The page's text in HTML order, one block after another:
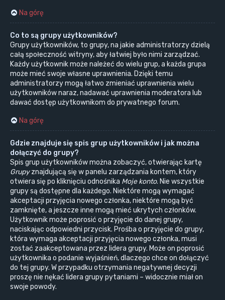
Na górę
Co to są grupy użytkowników?
Grupy użytkowników, to grupy, na jakie administratorzy dzielą
całą społeczność witryny, aby łatwiej było nimi zarządzać.
Każdy użytkownik może należeć do wielu grup, a każda grupa
może mieć swoje własne uprawnienia. Dzięki temu
administratorzy mogą łatwo zmieniać uprawnienia wielu
użytkowników naraz, nadawać uprawnienia moderatora lub
dawać dostęp użytkownikom do prywatnego forum.
Na górę
Gdzie znajduje się spis grup użytkowników i jak można
dołączyć do grupy?
Spis grup użytkowników można zobaczyć, otwierając kartę
Grupyznajdującą się w panelu zarządzania kontem, który
otwiera się po kliknięciu odnośnika Moje konto. Nie wszystkie
grupy są dostępne dla każdego. Niektóre mogą wymagać
akceptacji przyjęcia nowego członka, niektóre mogą być
zamknięte, a jeszcze inne mogą mieć ukrytych członków.
Użytkownik może poprosić o przyjęcie do danej grupy,
naciskając odpowiedni przycisk. Prośba o przyjęcie do grupy,
która wymaga akceptacji przyjęcia nowego członka, musi
zostać zaakceptowana przez lidera grupy. Może on poprosić
użytkownika o podanie wyjaśnień, dlaczego chce on dołączyć
do tej grupy. W przypadku otrzymania negatywnej decyzji
proszę nie nękać lidera grupy pytaniami – widocznie miał on
swoje powody.